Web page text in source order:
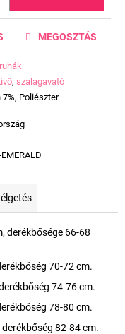
, szalagavató
7%, Poliészter
MEGOSZTÁS
derékbősége 66-68
70-72 cm.
74-76 cm.
78-80 cm.
82-84 cm.